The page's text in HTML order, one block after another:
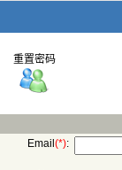
: